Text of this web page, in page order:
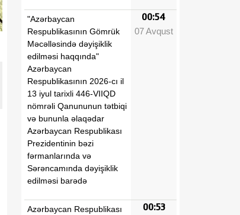
"Azərbaycan
Respublikasının Gömrük
Məcəlləsində dəyişiklik
edilməsi haqqında"
Azərbaycan
Respublikasının 2026-cı il
13 iyul tarixli 446-VIIQD
nömrəli Qanununun tətbiqi
və bununla əlaqədar
Azərbaycan Respublikası
Prezidentinin bəzi
fərmanlarında və
Sərəncamında dəyişiklik
edilməsi barədə
00:54
07 Avqust
Azərbaycan Respublikası
00:53